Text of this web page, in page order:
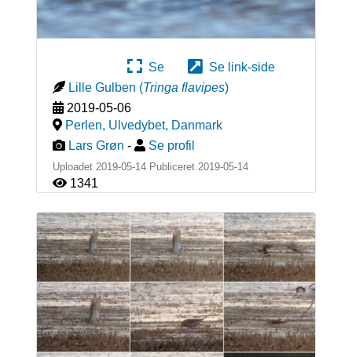
Se
Se link-side
Lille Gulben (Tringa flavipes)
2019-05-06
Perlen, Ulvedybet, Danmark
Lars Grøn - Se profil
Uploadet 2019-05-14 Publiceret 2019-05-14
1341